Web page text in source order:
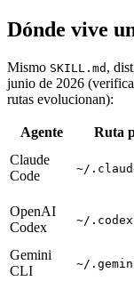
Dónde vive
Mismo SKILL.md ,
junio de 2026
rutas evolucionan):
Agente Ruta
Claude
Code
~/
OpenAI
Codex
~/
Gemini
CLI
~/